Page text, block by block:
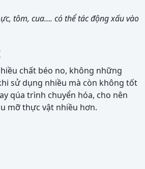
tôm, cua…. có thể tác động xấu vào
chất béo no, không những
sử dụng nhiều mà còn không tốt
qúa trình chuyển hóa, cho nên
mỡ thực vật nhiều hơn.